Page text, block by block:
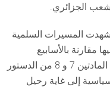
الجزائري.
المسيرات السلمية
مقارنة بالأسابيع
الماضية رافعين شعارات تطالب بتطبيق المادتين 7 و 8 من الدستور
إلى غاية رحيل